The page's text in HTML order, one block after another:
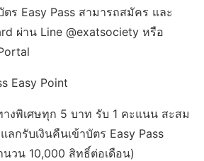
ร Easy Pass สามารถสมัคร และ
ผ่าน Line @exatsociety หรือ
Easy Point
างพิเศษทุก 5 บาท รับ 1 คะแนน สะสม
กรับเงินคืนเข้าบัตร Easy Pass
วน 10,000 สิทธิ์ต่อเดือน)